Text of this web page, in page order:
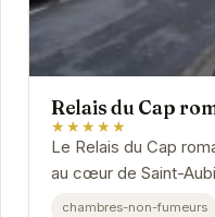
Relais du Cap
★★★★★
Le Relais du Cap
au cœur de Saint-
élégant et
chambres-non-fumeurs